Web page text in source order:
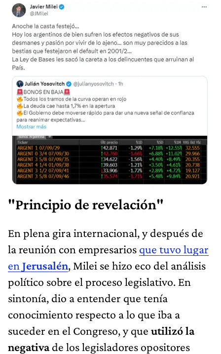
"Principio de revelación"
En plena gira internacional, y después de
la reunión con empresarios que tuvo lugar
en Jerusalén, Milei se hizo eco del análisis
político sobre el proceso legislativo. En
sintonía, dio a entender que tenía
conocimiento respecto a lo que iba a
suceder en el Congreso, y que utilizó la
negativade los legisladores opositores